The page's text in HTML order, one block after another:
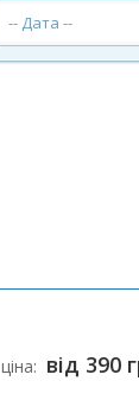
-- Дата --
ціна: від 390